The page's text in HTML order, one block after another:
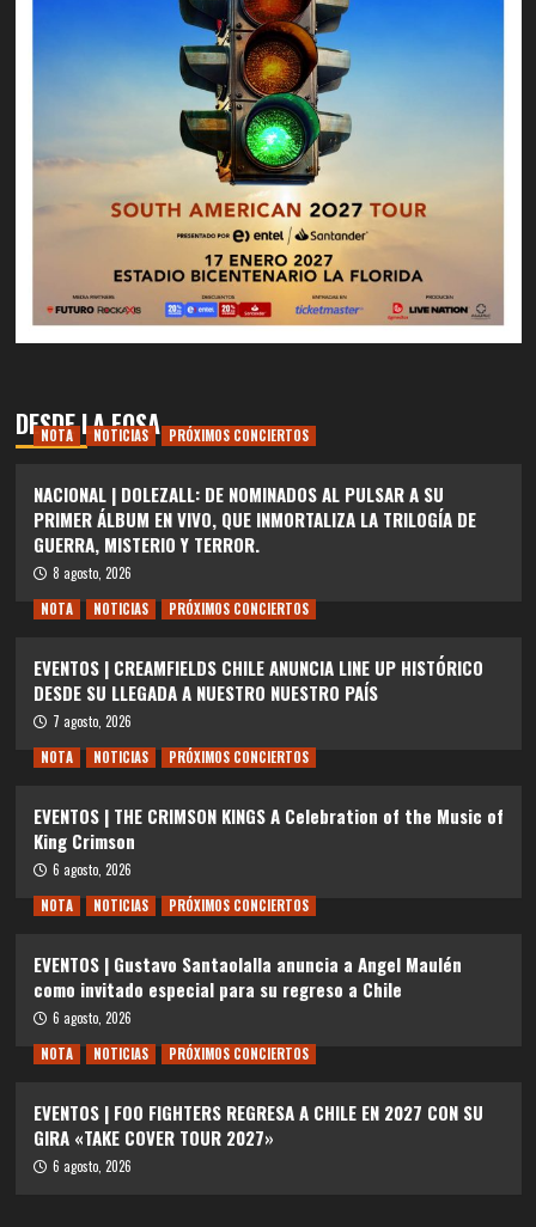
DESDE LA FOSA
NOTA NOTICIAS PRÓXIMOS CONCIERTOS
NACIONAL | DOLEZALL: DE NOMINADOS AL PULSAR A SU
PRIMER ÁLBUM EN VIVO, QUE INMORTALIZA LA TRILOGÍA DE
GUERRA, MISTERIO Y TERROR.
8 agosto, 2026
NOTA
NOTICIAS PRÓXIMOS CONCIERTOS
EVENTOS | CREAMFIELDS CHILE ANUNCIA LINE UP HISTÓRICO
DESDE SU LLEGADA A NUESTRO NUESTRO PAÍS
7 agosto, 2026
NOTA
NOTICIAS PRÓXIMOS CONCIERTOS
EVENTOS | THE CRIMSON KINGS A Celebration of the Music of
King Crimson
6 agosto, 2026
NOTA
NOTICIAS PRÓXIMOS CONCIERTOS
EVENTOS | Gustavo Santaolalla anuncia a Angel Maulén
como invitado especial para su regreso a Chile
6 agosto, 2026
NOTA
NOTICIAS PRÓXIMOS CONCIERTOS
EVENTOS | FOO FIGHTERS REGRESA A CHILE EN 2027 CON SU
GIRA «TAKE COVER TOUR 2027»
6 agosto, 2026